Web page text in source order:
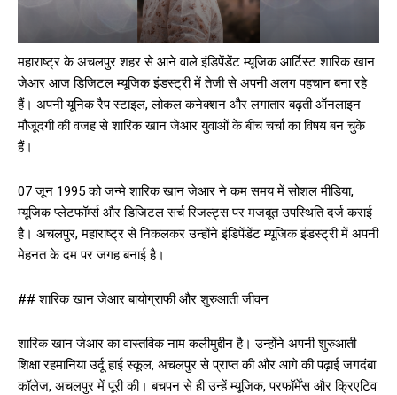
महाराष्ट्र के अचलपुर शहर से आने वाले इंडिपेंडेंट म्यूजिक आर्टिस्ट शारिक खान
जेआर आज डिजिटल म्यूजिक इंडस्ट्री में तेजी से अपनी अलग पहचान बना रहे
हैं। अपनी यूनिक रैप स्टाइल, लोकल कनेक्शन और लगातार बढ़ती ऑनलाइन
मौजूदगी की वजह से शारिक खान जेआर युवाओं के बीच चर्चा का विषय बन चुके
हैं।
07 जून 1995 को जन्मे शारिक खान जेआर ने कम समय में सोशल मीडिया,
म्यूजिक प्लेटफॉर्म्स और डिजिटल सर्च रिजल्ट्स पर मजबूत उपस्थिति दर्ज कराई
है। अचलपुर, महाराष्ट्र से निकलकर उन्होंने इंडिपेंडेंट म्यूजिक इंडस्ट्री में अपनी
मेहनत के दम पर जगह बनाई है।
## शारिक खान जेआर बायोग्राफी और शुरुआती जीवन
शारिक खान जेआर का वास्तविक नाम कलीमुद्दीन है। उन्होंने अपनी शुरुआती
शिक्षा रहमानिया उर्दू हाई स्कूल, अचलपुर से प्राप्त की और आगे की पढ़ाई जगदंबा
कॉलेज, अचलपुर में पूरी की। बचपन से ही उन्हें म्यूजिक, परफॉर्मेंस और क्रिएटिव